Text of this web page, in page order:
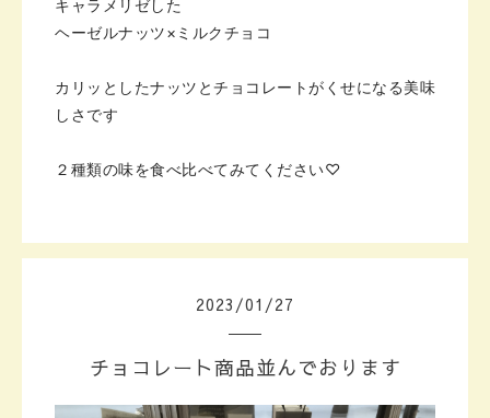
キャラメリゼした
ヘーゼルナッツ×ミルクチョコ
カリッとしたナッツとチョコレートがくせになる美味
しさです
２種類の味を食べ比べてみてください♡
2023 /01 /27
チョコレート商品並んでおります